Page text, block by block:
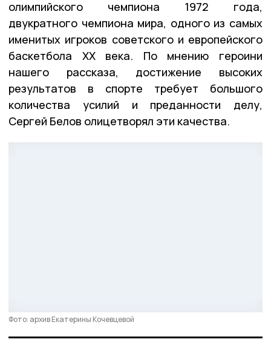
олимпийского чемпиона 1972 года,
двукратного чемпиона мира, одного из самых
именитых игроков советского и европейского
баскетбола XX века. По мнению героини
нашего рассказа, достижение высоких
результатов в спорте требует большого
количества усилий и преданности делу,
Сергей Белов олицетворял эти качества.
Фото: архив Екатерины Кочевцевой